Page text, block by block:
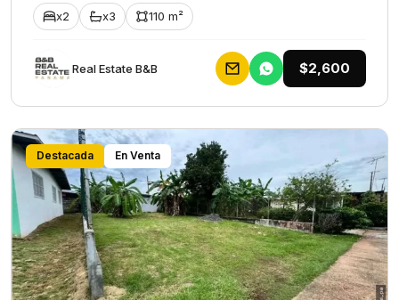
x2 x3 110 m²
Rеаl Еstаtе В&В $2,600
Destacada En Venta